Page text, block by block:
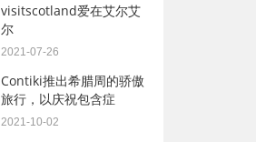
visitscotland爱在艾尔艾
尔
2021-07-26
Contiki推出希腊周的骄傲
旅行，以庆祝包含症
2021-10-02